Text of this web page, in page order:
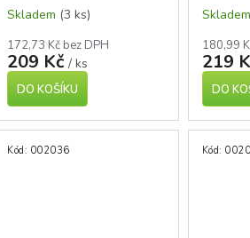
Skladem (3 ks)
172,73 Kč bez DPH
209 Kč / ks
DO KOŠÍKU
Skladem
180,99
219
DO
Kód: 002036 Kód: